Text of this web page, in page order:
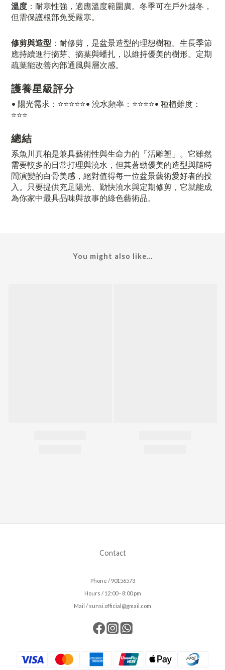
溫度 ：耐寒性強，適應溫度範圍廣。冬季可在戶外越冬，
但需保護根部免受嚴寒。
修剪與造型 ：耐修剪，是盆景造型的理想樹種。生長季節
應持續進行摘芽、摘葉與蟠扎，以維持優美的樹形。定期
疏葉能改善內部通風與層次感。
護養星級評分
• 陽光需求：⭐️⭐️⭐️⭐️⭐️• 澆水頻率：⭐️⭐️⭐️⭐️• 種植難度：
⭐️⭐️⭐️
總結
系魚川真柏是兼具藝術性與生命力的「活雕塑」。它雖然
需要較多的日常打理與澆水，但其蒼勁優美的造型與隨時
間演變的白骨美感，絕對值得每一位盆景藝術愛好者的投
入。只要提供充足陽光、勤快澆水與定期修剪，它就能成
為你家中最具品味與故事的綠色藝術品。
You might also like...
Contact
Phone / 90156573
Hours / 12:00 - 8:00 pm
Mail / sunsi.official@gmail.com